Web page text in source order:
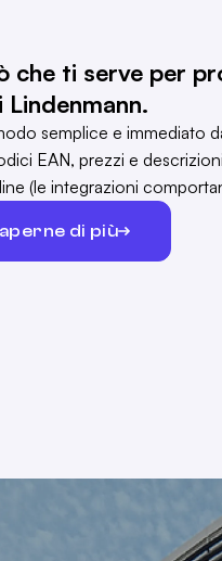
che ti serve per
semplice e immediato
EAN, prezzi e
(le integrazioni
di più